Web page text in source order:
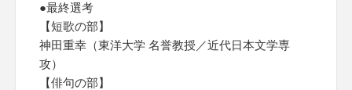
●最終選考
【短歌の部】
神田重幸（東洋大学 名誉教授／近代日本文学専
攻）
【俳句の部】